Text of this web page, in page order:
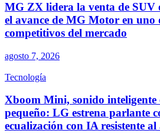
MG ZX lidera la venta de SUV
el avance de MG Motor en uno
competitivos del mercado
agosto 7, 2026
Tecnología
Xboom Mini, sonido inteligente
pequeño: LG estrena parlante
ecualización con IA resistente